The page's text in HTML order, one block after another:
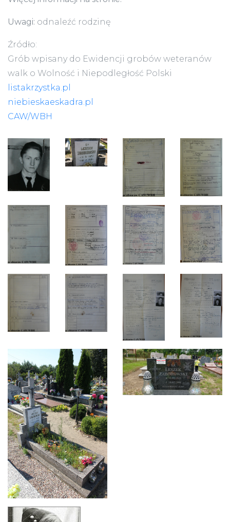
Uwagi: odnaleźć rodzinę
Źródło:
Grób wpisany do Ewidencji grobów weteranów
walk o Wolność i Niepodległość Polski
listakrzystka.pl
niebieskaeskadra.pl
CAW/WBH